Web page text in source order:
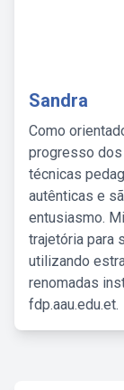
Sandra
Como
progresso dos
técnicas
autênticas e
entusiasmo.
trajetória para
utilizando
renomadas
fdp.aau.edu.et.